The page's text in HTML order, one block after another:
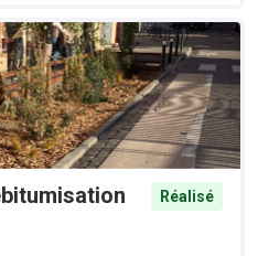
Réalisé